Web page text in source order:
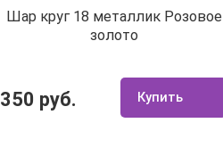
Шар круг 18 металлик Розовое
золото
350 руб. Купить